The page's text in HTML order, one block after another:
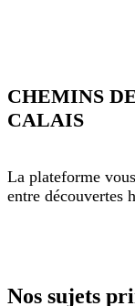
CHEMINS
CALAIS
La plateforme
entre découvertes
Nos sujets